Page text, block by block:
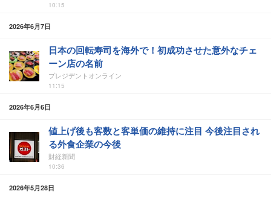
10:15
2026年6月7日
日本の回転寿司を海外で！初成功させた意外なチェ
ーン店の名前
プレジデントオンライン
11:15
2026年6月6日
値上げ後も客数と客単価の維持に注目 今後注目され
る外食企業の今後
財経新聞
10:36
2026年5月28日